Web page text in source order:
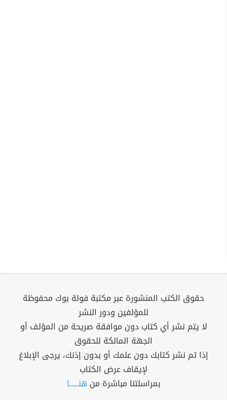
حقوق الكتب المنشورة عبر مكتبة فولة بوك محفوظة
للمؤلفين ودور النشر
لا يتم نشر أي كتاب دون موافقة صريحة من المؤلف أو
الجهة المالكة للحقوق
إذا تم نشر كتابك دون علمك أو بدون إذنك، يرجى الإبلاغ
لإيقاف عرض الكتاب
بمراسلتنا مباشرة من هنــــــا